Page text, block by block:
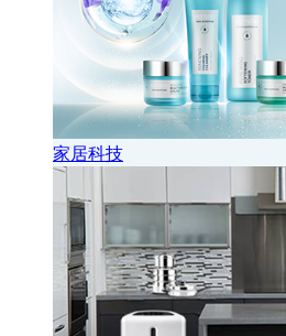
家居科技